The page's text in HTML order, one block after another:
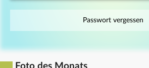
Passwort vergessen